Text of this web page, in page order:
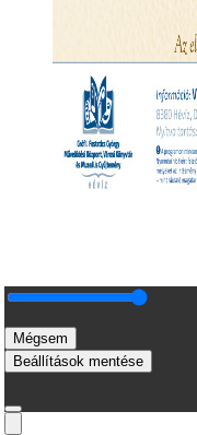
Mégsem
Beállítások mentése